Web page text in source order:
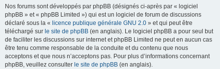
Nos forums sont développés par phpBB (désignés ci-après par « logiciel
phpBB » et « phpBB Limited ») qui est un logiciel de forum de discussions
déclaré sous la « licence publique générale GNU 2.0 » et qui peut être
téléchargé sur le site de phpBB (en anglais). Le logiciel phpBB a pour seul but
de faciliter les discussions sur internet et phpBB Limited ne peut en aucun cas
être tenu comme responsable de la conduite et du contenu que nous
acceptons et que nous n’acceptons pas. Pour plus d’informations concernant
phpBB, veuillez consulter le site de phpBB (en anglais).